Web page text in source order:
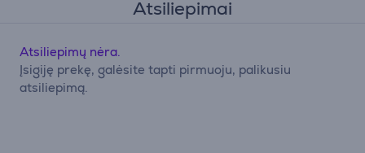
Atsiliepimai
Atsiliepimų nėra.
Įsigiję prekę, galėsite tapti pirmuoju, palikusiu
atsiliepimą.